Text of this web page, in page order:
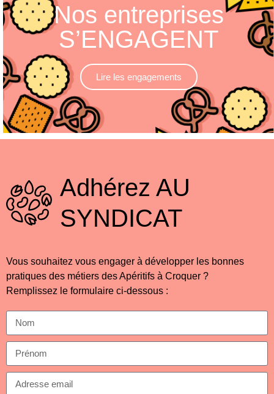
Nos entreprises
S’ENGAGENT
Lire les engagements
Adhérez AU
SYNDICAT
Vous souhaitez vous engager à développer les bonnes
pratiques des métiers des Apéritifs à Croquer ?
Remplissez le formulaire ci-dessous :